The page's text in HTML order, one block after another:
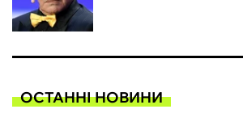
ОСТАННІ НОВИНИ